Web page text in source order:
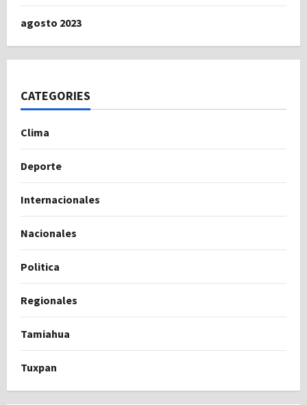
agosto 2023
CATEGORIES
Clima
Deporte
Internacionales
Nacionales
Politica
Regionales
Tamiahua
Tuxpan